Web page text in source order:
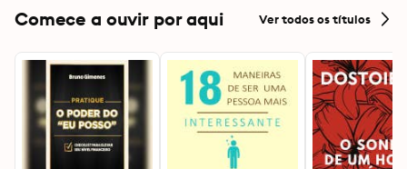
Comece a ouvir por aqui Ver todos os títulos